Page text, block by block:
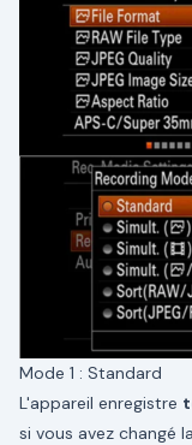
Mode 1 : Standard
L'appareil enregistre
si vous avez changé